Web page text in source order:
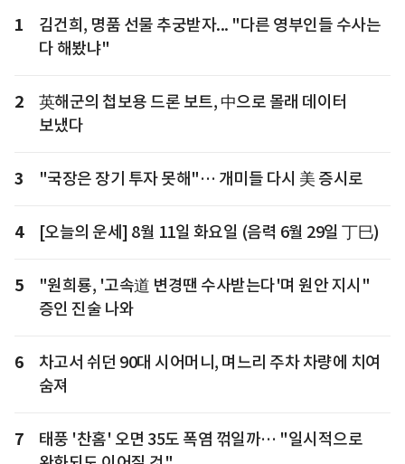
1
김건희, 명품 선물 추궁받자... "다른 영부인들 수사는
다 해봤냐"
2
英해군의 첩보용 드론 보트, 中으로 몰래 데이터
보냈다
3 "국장은 장기 투자 못해"… 개미들 다시 美 증시로
4 [오늘의 운세] 8월 11일 화요일 (음력 6월 29일 丁巳)
5
"원희룡, '고속道 변경땐 수사받는다'며 원안 지시"
증인 진술 나와
6
차고서 쉬던 90대 시어머니, 며느리 주차 차량에 치여
숨져
7
태풍 '찬홈' 오면 35도 폭염 꺾일까… "일시적으로